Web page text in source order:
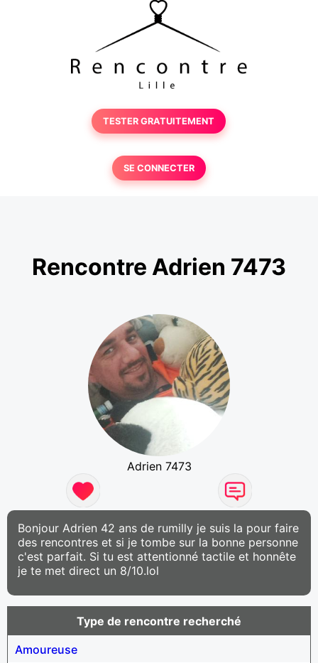
TESTER GRATUITEMENT
SE CONNECTER
Rencontre Adrien 7473
Adrien 7473
Bonjour Adrien 42 ans de rumilly je suis la pour faire
des rencontres et si je tombe sur la bonne personne
c'est parfait. Si tu est attentionné tactile et honnête
je te met direct un 8/10.lol
Type de rencontre recherché
Amoureuse